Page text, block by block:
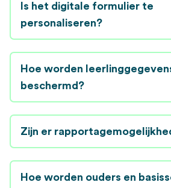
Is het digitale formulier te
personaliseren?
Hoe worden
beschermd?
Zijn er
Hoe worden ouders en